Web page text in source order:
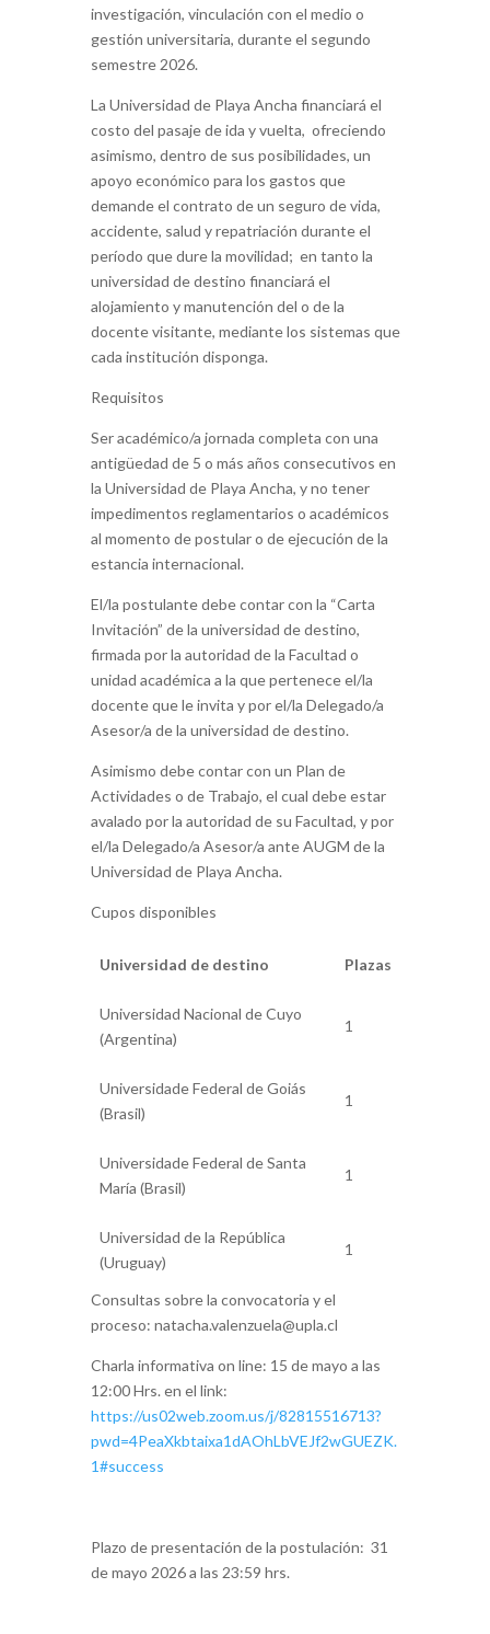
investigación, vinculación con el medio o
gestión universitaria, durante el segundo
semestre 2026.
La Universidad de Playa Ancha financiará el
costo del pasaje de ida y vuelta, ofreciendo
asimismo, dentro de sus posibilidades, un
apoyo económico para los gastos que
demande el contrato de un seguro de vida,
accidente, salud y repatriación durante el
período que dure la movilidad; en tanto la
universidad de destino financiará el
alojamiento y manutención del o de la
docente visitante, mediante los sistemas que
cada institución disponga.
Requisitos
Ser académico/a jornada completa con una
antigüedad de 5 o más años consecutivos en
la Universidad de Playa Ancha, y no tener
impedimentos reglamentarios o académicos
al momento de postular o de ejecución de la
estancia internacional.
El/la postulante debe contar con la “Carta
Invitación” de la universidad de destino,
firmada por la autoridad de la Facultad o
unidad académica a la que pertenece el/la
docente que le invita y por el/la Delegado/a
Asesor/a de la universidad de destino.
Asimismo debe contar con un Plan de
Actividades o de Trabajo, el cual debe estar
avalado por la autoridad de su Facultad, y por
el/la Delegado/a Asesor/a ante AUGM de la
Universidad de Playa Ancha.
Cupos disponibles
Universidad de destino Plazas
Universidad Nacional de Cuyo
(Argentina)
1
Universidade Federal de Goiás
(Brasil)
1
Universidade Federal de Santa
María (Brasil)
1
Universidad de la República
(Uruguay)
1
Consultas sobre la convocatoria y el
proceso: natacha.valenzuela@upla.cl
Charla informativa on line: 15 de mayo a las
12:00 Hrs. en el link:
https://us02web.zoom.us/j/82815516713?
pwd=4PeaXkbtaixa1dAOhLbVEJf2wGUEZK.
1#success
Plazo de presentación de la postulación: 31
de mayo 2026 a las 23:59 hrs.